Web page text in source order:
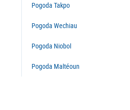
Pogoda Takpo
Pogoda Wechiau
Pogoda Niobol
Pogoda Maltéoun